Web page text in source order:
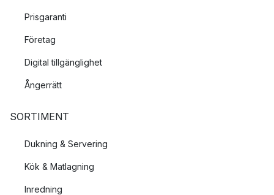
Prisgaranti
Företag
Digital tillgänglighet
Ångerrätt
SORTIMENT
Dukning & Servering
Kök & Matlagning
Inredning